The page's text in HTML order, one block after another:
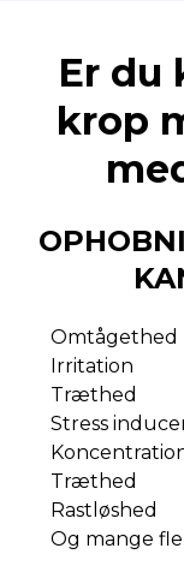
Er du
krop
Omtågethed
Irritation
Træthed
Stress
Træthed
Rastløshed
Og mange